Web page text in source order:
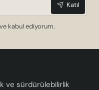
Katıl
kabul ediyorum.
ve sürdürülebilirlik